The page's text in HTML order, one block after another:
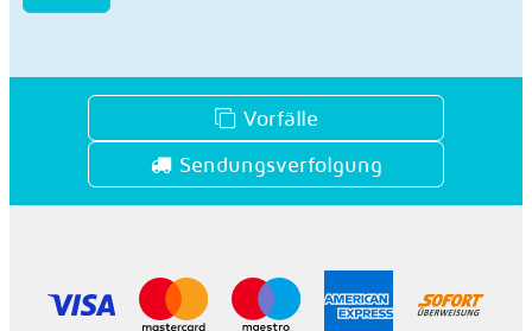
Vorfälle
Sendungsverfolgung